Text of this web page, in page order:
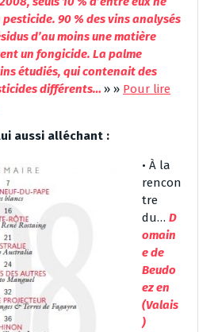
90 % des vins analysés
d’au moins une matière
un fongicide. La palme
étudiés, qui contenait des
différents… » » Pour lire
aussi alléchant :
• À la
rencon
tre
du… D
omain
e de
Beudo
ez en
(Valais
)